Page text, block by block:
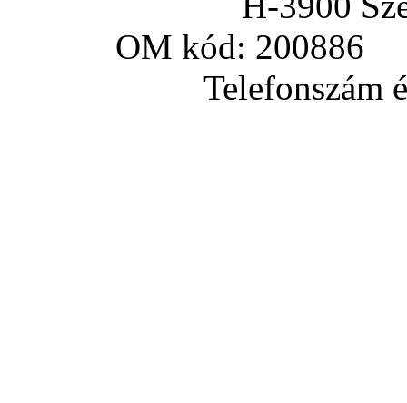
OM kód: 200886
Telefonszám